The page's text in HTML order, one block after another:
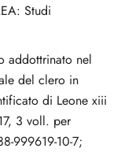
Studi
addottrinato nel
del clero in
di Leone xiii
3 voll. per
999619-10-7;